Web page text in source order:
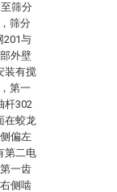
筛分
筛分
201与
外壁
装有搅
第一
杆302
在蛟龙
偏左
第二电
一齿
侧啮